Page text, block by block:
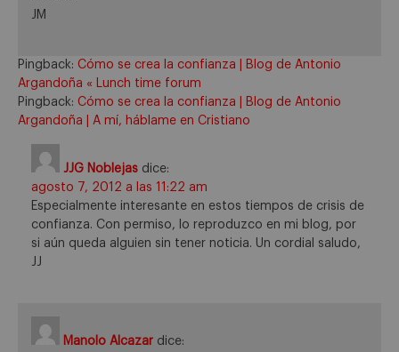
JM
Pingback: Cómo se crea la confianza | Blog de Antonio
Argandoña « Lunch time forum
Pingback: Cómo se crea la confianza | Blog de Antonio
Argandoña | A mí, háblame en Cristiano
JJG Noblejas dice:
agosto 7, 2012 a las 11:22 am
Especialmente interesante en estos tiempos de crisis de
confianza. Con permiso, lo reproduzco en mi blog, por
si aún queda alguien sin tener noticia. Un cordial saludo,
JJ
Manolo Alcazar dice: